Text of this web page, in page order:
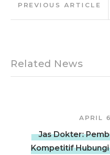
navigation
PREVIOUS ARTICLE
Related News
APRIL
Jas Dokter:
Kompetitif Hubungi